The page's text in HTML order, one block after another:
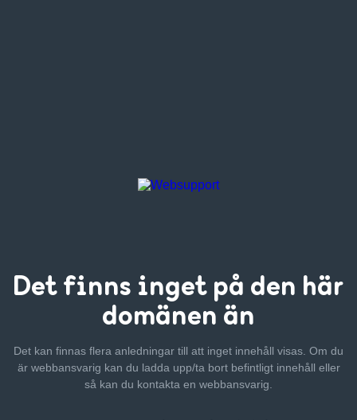
Det finns inget på den här
domänen än
Det kan finnas flera anledningar till att inget innehåll visas. Om du
är webbansvarig kan du ladda upp/ta bort befintligt innehåll eller
så kan du kontakta en webbansvarig.